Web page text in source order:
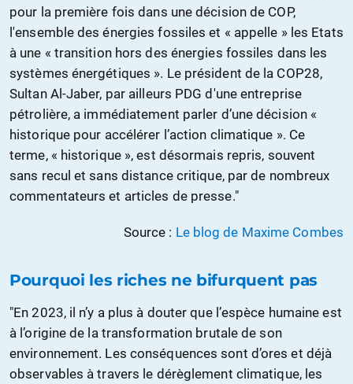
pour la première fois dans une décision de COP,
l'ensemble des énergies fossiles et « appelle » les Etats
à une « transition hors des énergies fossiles dans les
systèmes énergétiques ». Le président de la COP28,
Sultan Al-Jaber, par ailleurs PDG d'une entreprise
pétrolière, a immédiatement parler d’une décision «
historique pour accélérer l’action climatique ». Ce
terme, « historique », est désormais repris, souvent
sans recul et sans distance critique, par de nombreux
commentateurs et articles de presse."
Source : Le blog de Maxime Combes
Pourquoi les riches ne bifurquent pas
"En 2023, il n’y a plus à douter que l’espèce humaine est
à l’origine de la transformation brutale de son
environnement. Les conséquences sont d’ores et déjà
observables à travers le dérèglement climatique, les